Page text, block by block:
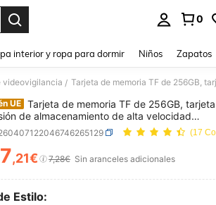
0
interior y ropa para dormir Niños Zapatos
videovigilancia /
UE
Tarjeta de memoria TF de 256GB,
de almacenamiento de alta velocidad
para vigilancia, teléfonos, reproductores de
(17
AND AVAILABILITY
7,21€ 7,28€ Sin aranceles adicionales
Estilo: